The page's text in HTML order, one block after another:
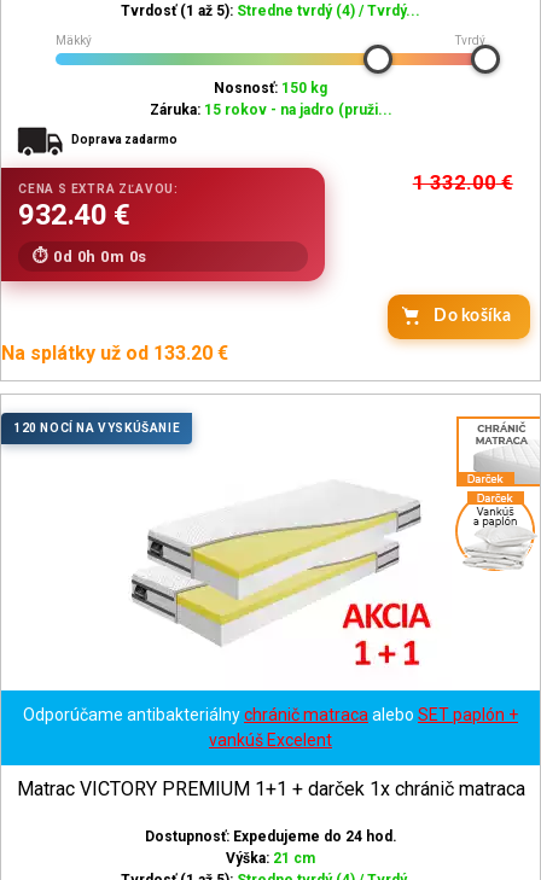
Tvrdosť (1 až 5): Stredne tvrdý (4) / Tvrdý...
Mäkký Tvrdý
Nosnosť: 150 kg
Záruka: 15 rokov - na jadro (pruži...
Doprava zadarmo
1 332.00€
0d 0h 0m 0s
Do košíka
Na splátky už od 133.20 €
120 NOCÍ NA VYSKÚŠANIE
Odporúčame antibakteriálnychránič matraca alebo SET paplón +
vankúš Excelent
Matrac VICTORY PREMIUM 1+1 + darček 1x chránič matraca
Dostupnosť: Expedujeme do 24 hod.
Výška: 21 cm